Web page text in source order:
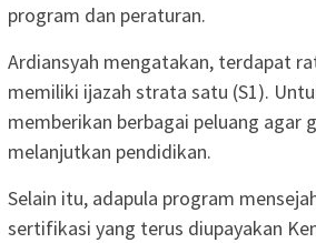
program dan peraturan.
Ardiansyah mengatakan, terdapat
memiliki ijazah strata satu (S1).
memberikan berbagai peluang agar
melanjutkan pendidikan.
Selain itu, adapula program
sertifikasi yang terus diupayakan